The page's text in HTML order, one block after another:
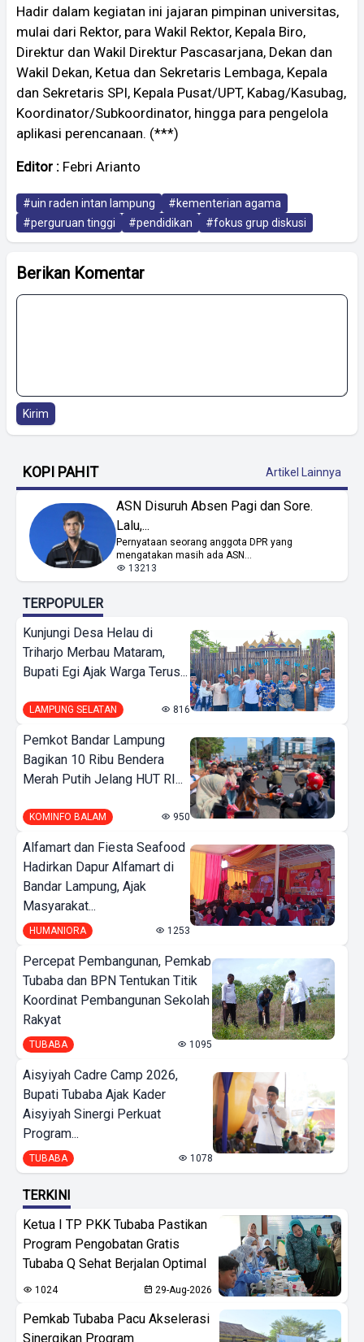
Hadir dalam kegiatan ini jajaran pimpinan universitas,
mulai dari Rektor, para Wakil Rektor, Kepala Biro,
Direktur dan Wakil Direktur Pascasarjana, Dekan dan
Wakil Dekan, Ketua dan Sekretaris Lembaga, Kepala
dan Sekretaris SPI, Kepala Pusat/UPT, Kabag/Kasubag,
Koordinator/Subkoordinator, hingga para pengelola
aplikasi perencanaan. (***)
Editor : Febri Arianto
#uin raden intan lampung
#kementerian agama
#perguruan tinggi
#pendidikan #fokus grup diskusi
Berikan Komentar
Kirim
KOPI PAHIT Artikel Lainnya
ASN Disuruh Absen Pagi dan Sore.
Lalu,...
Pernyataan seorang anggota DPR yang
mengatakan masih ada ASN...
13213
TERPOPULER
Kunjungi Desa Helau di
Triharjo Merbau Mataram,
Bupati Egi Ajak Warga Terus...
LAMPUNG SELATAN 816
Pemkot Bandar Lampung
Bagikan 10 Ribu Bendera
Merah Putih Jelang HUT RI...
KOMINFO BALAM 950
Alfamart dan Fiesta Seafood
Hadirkan Dapur Alfamart di
Bandar Lampung, Ajak
Masyarakat...
HUMANIORA 1253
Percepat Pembangunan, Pemkab
Tubaba dan BPN Tentukan Titik
Koordinat Pembangunan Sekolah
Rakyat
TUBABA 1095
Aisyiyah Cadre Camp 2026,
Bupati Tubaba Ajak Kader
Aisyiyah Sinergi Perkuat
Program...
TUBABA 1078
TERKINI
Ketua I TP PKK Tubaba Pastikan
Program Pengobatan Gratis
Tubaba Q Sehat Berjalan Optimal
1024 29-Aug-2026
Pemkab Tubaba Pacu Akselerasi
Sinergikan Program